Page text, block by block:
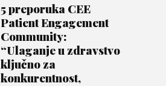
5 preporuka CEE
Patient Engagement
Community:
“Ulaganje u zdravstvo
ključno za
konkurentnost,